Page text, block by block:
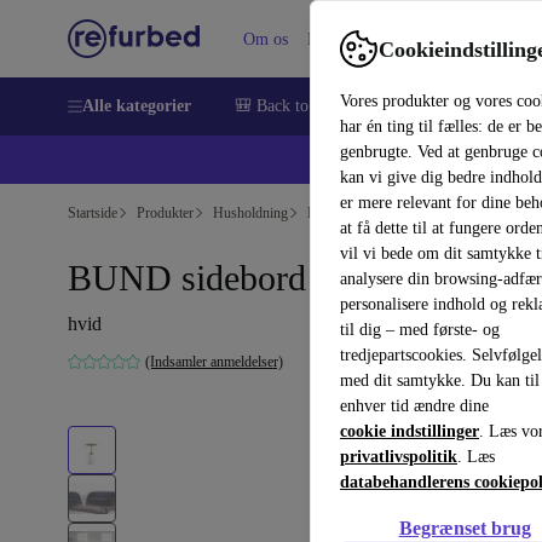
Vores produkter og vores
har én ting til fælles: de er
genbrugte. Ved at genbruge
kan vi give dig bedre
er mere relevant for dine
at få dette til at fungere
vil vi bede om dit samtykke
analysere din browsing-
personalisere indhold og
til dig – med første- og
tredjepartscookies.
med dit samtykke. Du kan til
enhver tid ændre dine
cookie indstillinger. Læs
privatlivspolitik. Læs
databehandlerens
Begrænset brug
Om os Hjælp
Alle kategorier 🎒 Back to school Smartphones
💻
Startside Produkter Husholdning Møbler
BUND sidebord Ø33cm
hvid
(Indsamler anmeldelser)